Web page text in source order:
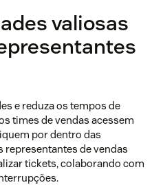
valiosas
e reduza os tempos de
times de vendas acessem
por dentro das
representantes de vendas
tickets, colaborando com